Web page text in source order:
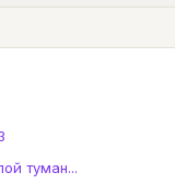
туман...